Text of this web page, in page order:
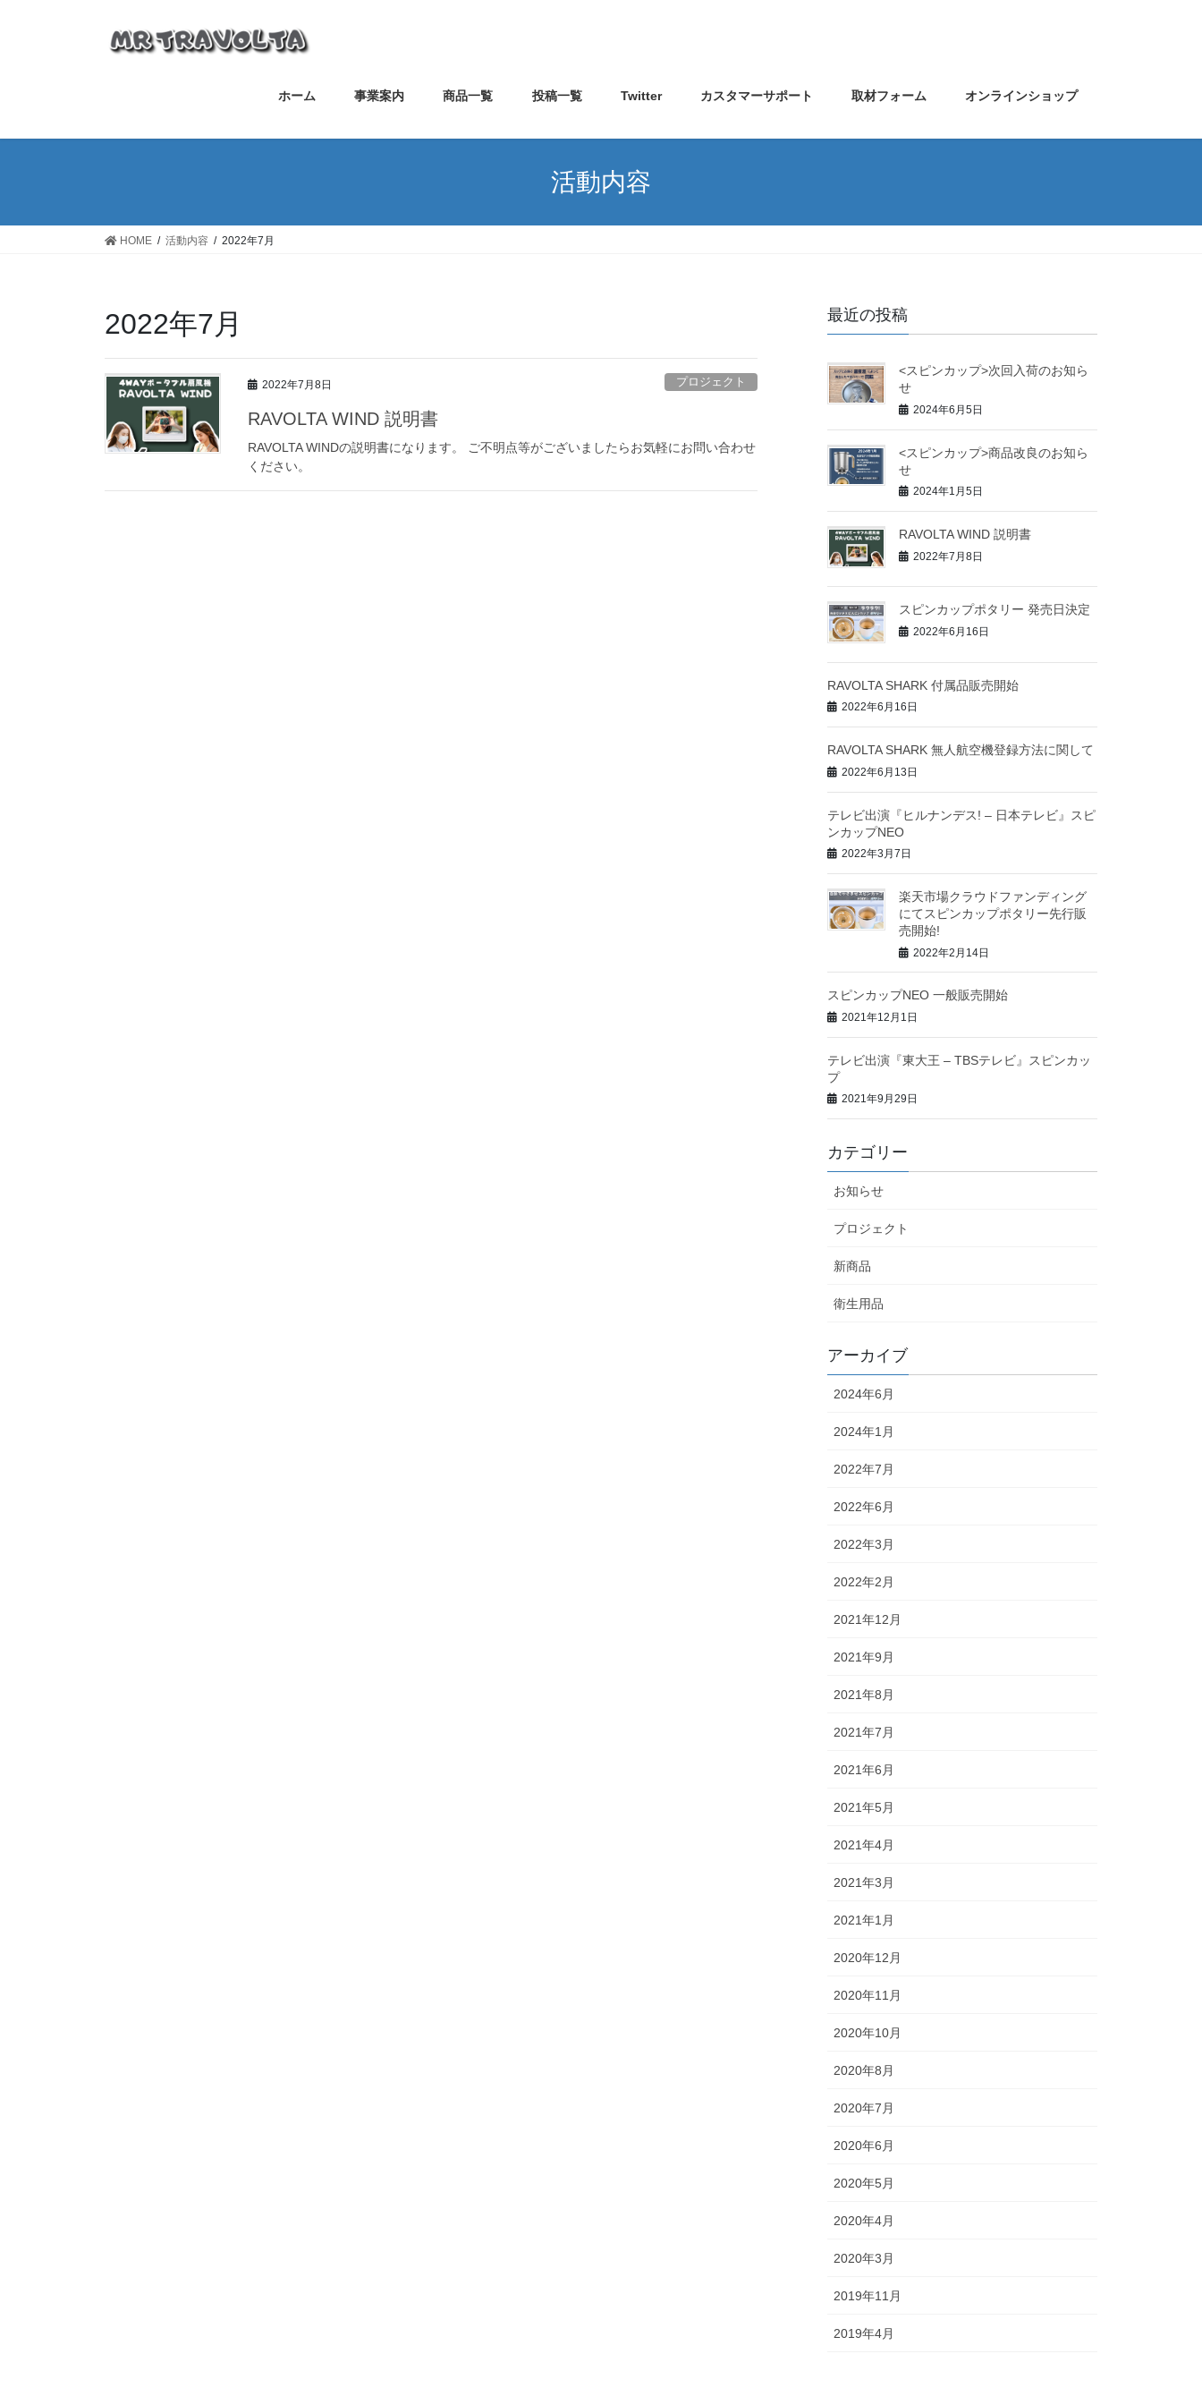
ホーム 事業案内 商品一覧 投稿一覧 Twitter カスタマーサポート 取材フォーム オンラインショップ
活動内容
HOME 活動内容 2022年7月
2022年7月
2022年7月8日 プロジェクト
RAVOLTA WIND 説明書
RAVOLTA WINDの説明書になります。 ご不明点等がございましたらお気軽にお問い合わせ
ください。
最近の投稿
<スピンカップ>次回入荷のお知ら
せ
2024年6月5日
<スピンカップ>商品改良のお知ら
せ
2024年1月5日
RAVOLTA WIND 説明書
2022年7月8日
スピンカップポタリー 発売日決定
2022年6月16日
RAVOLTA SHARK 付属品販売開始
2022年6月16日
RAVOLTA SHARK 無人航空機登録方法に関して
2022年6月13日
テレビ出演『ヒルナンデス! – 日本テレビ』スピ
ンカップNEO
2022年3月7日
楽天市場クラウドファンディング
にてスピンカップポタリー先行販
売開始!
2022年2月14日
スピンカップNEO 一般販売開始
2021年12月1日
テレビ出演『東大王 – TBSテレビ』スピンカッ
プ
2021年9月29日
カテゴリー
お知らせ
プロジェクト
新商品
衛生用品
アーカイブ
2024年6月
2024年1月
2022年7月
2022年6月
2022年3月
2022年2月
2021年12月
2021年9月
2021年8月
2021年7月
2021年6月
2021年5月
2021年4月
2021年3月
2021年1月
2020年12月
2020年11月
2020年10月
2020年8月
2020年7月
2020年6月
2020年5月
2020年4月
2020年3月
2019年11月
2019年4月